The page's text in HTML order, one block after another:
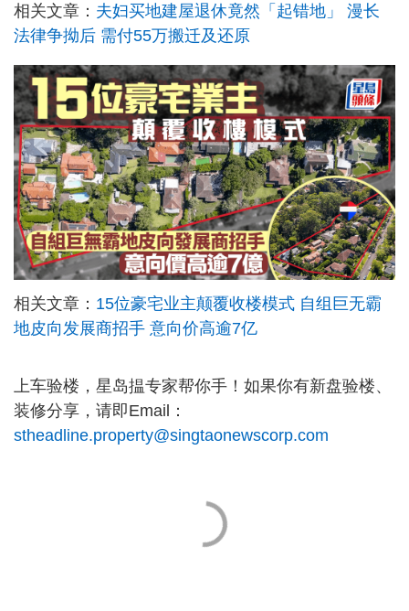
相关文章： 夫妇买地建屋退休竟然「起错地」 漫长
法律争拗后 需付55万搬迁及还原
相关文章： 15位豪宅业主颠覆收楼模式 自组巨无霸
地皮向发展商招手 意向价高逾7亿
上车验楼，星岛揾专家帮你手！如果你有新盘验楼、
装修分享，请即Email：
stheadline.property@singtaonewscorp.com